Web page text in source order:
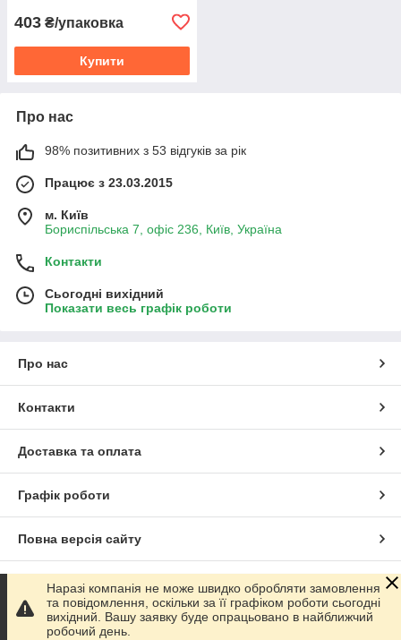
403 ₴/упаковка
Купити
Про нас
98% позитивних з 53 відгуків за рік
Працює з 23.03.2015
м. Київ
Бориспільська 7, офіс 236, Київ, Україна
Контакти
Сьогодні вихідний
Показати весь графік роботи
Про нас
Контакти
Доставка та оплата
Графік роботи
Повна версія сайту
Сайт створено на маркетплейсі Prom.ua
Політика конфіденційності
Наразі компанія не може швидко обробляти замовлення
та повідомлення, оскільки за її графіком роботи сьогодні
вихідний. Вашу заявку буде опрацьовано в найближчий
робочий день.